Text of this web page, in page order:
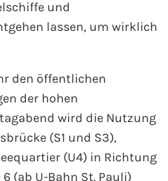
und
lassen, um wirklich
den öffentlichen
der hohen
wird die Nutzung
(S1 und S3),
(U4) in Richtung
(ab U-Bahn St. Pauli)